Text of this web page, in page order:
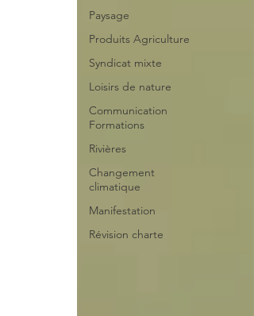
Paysage
Produits Agriculture
Syndicat mixte
Loisirs de nature
Communication
Formations
Rivières
Changement
climatique
Manifestation
Révision charte